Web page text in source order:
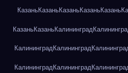
КазаньКазаньКазаньКазаньКазань
КазаньКазаньКалининград
КалининградКалининград
КалининградКалининград